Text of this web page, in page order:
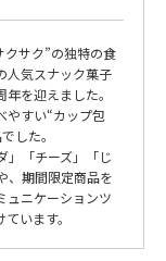
クサク”の独特の食
人気スナック菓子
を迎えました。
やすい“カップ包
した。
」「チーズ」「じ
、期間限定商品を
ュニケーションツ
います。